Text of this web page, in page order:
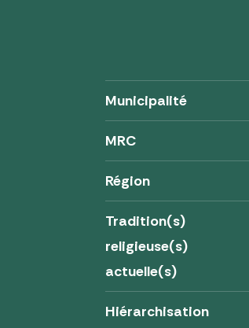
Municipalité
MRC
Région
Tradition(s)
religieuse(s)
actuelle(s)
Hiérarchisation